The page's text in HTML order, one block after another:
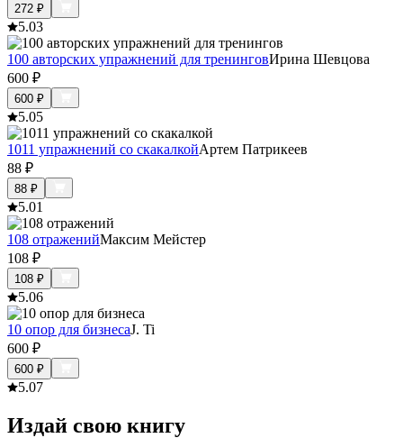
272 ₽
5.03
100 авторских упражнений для тренинговИрина Шевцова
600 ₽
600 ₽
5.05
1011 упражнений со скакалкойАртем Патрикеев
88 ₽
88 ₽
5.01
108 отраженийМаксим Мейстер
108 ₽
108 ₽
5.06
10 опор для бизнесаJ. Ti
600 ₽
600 ₽
5.07
Издай свою книгу